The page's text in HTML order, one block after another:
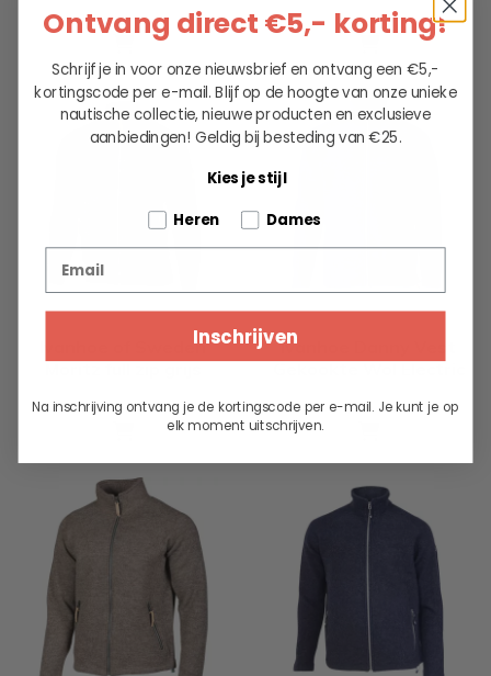
189.95 189.95
Ivanhoe of Sweden
189.95
Ivanhoe Danny Vest
189.95
Ontvang direct €5,- korting!
Schrijf je in voor onze nieuwsbrief en ontvang een €5,-
kortingscode per e-mail. Blijf op de hoogte van onze unieke
nautische collectie, nieuwe producten en exclusieve
aanbiedingen! Geldig bij besteding van €25.
Kies je stijl
Tell us about your pets
Heren Dames
Inschrijven
Na inschrijving ontvang je de kortingscode per e-mail. Je kunt je op
elk moment uitschrijven.